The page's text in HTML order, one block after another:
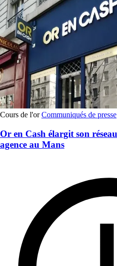
Cours de l'or Communiqués de presse
Or en Cash élargit son
agence au Mans